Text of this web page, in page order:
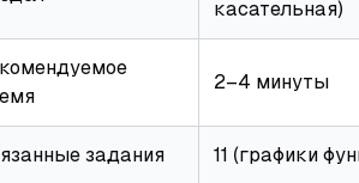
касательная)
2–4 минуты
задания 11 (графики